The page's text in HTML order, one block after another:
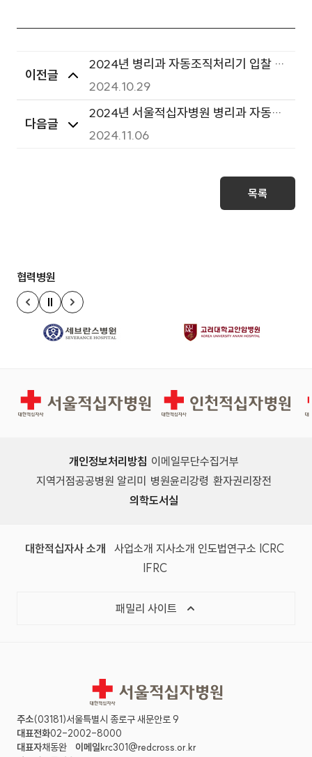
이전글
2024년 병리과 자동조직처리기 입찰 공
고
2024.10.29
다음글
2024년 서울적십자병원 병리과 자동조
직처리기 입찰 공고
2024.11.06
목록
협력병원
이전 슬라이드
정지
다음 슬라이드
서울적십자병원 인천적십자병원
개인정보처리방침 이메일무단수집거부
지역거점공공병원 알리미
병원윤리강령 환자권리장전
의학도서실
대한적십자사 소개 (새 창)
사업소개 (새 창)
지사소개 (새 창)
인도법연구소 (새 창)
ICRC(국제
IFRC(국제적십자사연맹, 새 창)
패밀리 사이트 목록 열기
서울적십자병원
주소(03181)서울특별시 종로구 새문안로 9
대표전화02-2002-8000
대표자채동완 이메일krc301@redcross.or.kr